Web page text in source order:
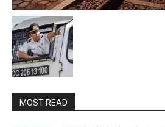
MOST READ